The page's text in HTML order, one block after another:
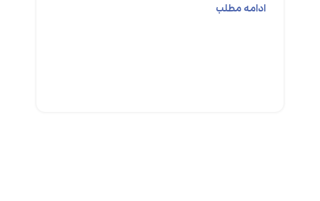
ادامه مطلب